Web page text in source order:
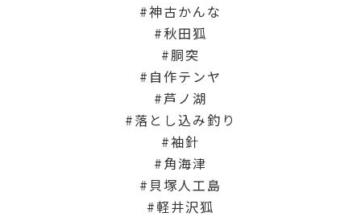
神古かんな
秋田狐
胴突
自作テンヤ
芦ノ湖
落とし込み釣り
袖針
角海津
貝塚人工島
軽井沢狐